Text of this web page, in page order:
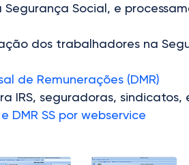
Social, e
dos trabalhadores na
de Remunerações (DMR)
IRS, seguradoras, sindicatos,
DMR SS por webservice